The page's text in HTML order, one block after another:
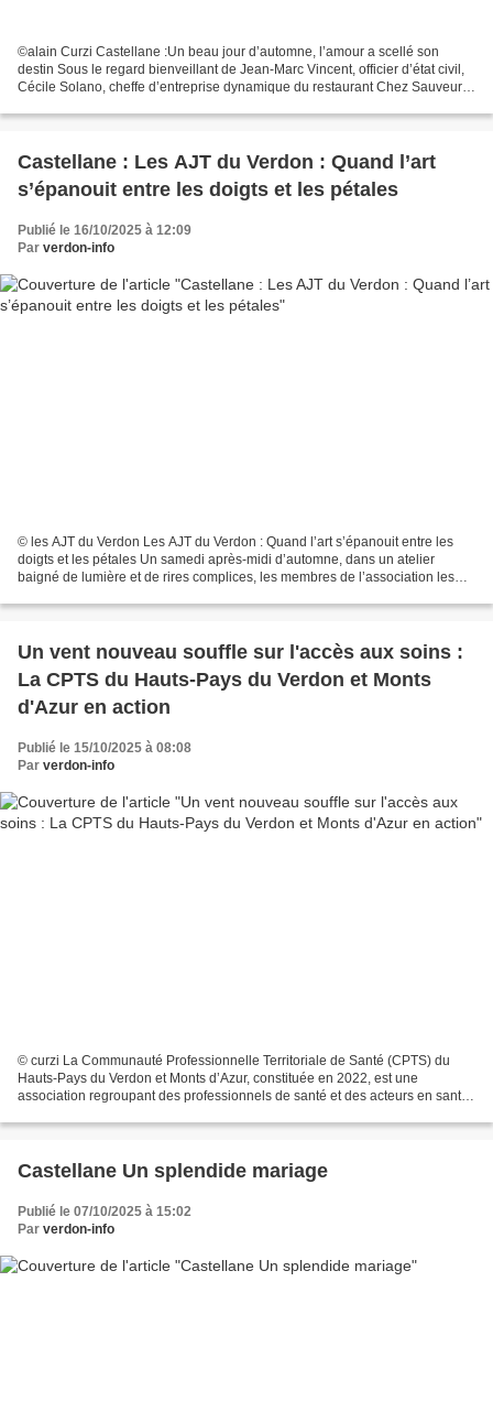
©alain Curzi Castellane :Un beau jour d’automne, l’amour a scellé son
destin Sous le regard bienveillant de Jean-Marc Vincent, officier d’état civil,
Cécile Solano, cheffe d’entreprise dynamique du restaurant Chez Sauveur
Castellane : Les AJT du Verdon : Quand l’art
s’épanouit entre les doigts et les pétales
Publié le 16/10/2025 à 12:09
Par verdon-info
© les AJT du Verdon Les AJT du Verdon : Quand l’art s’épanouit entre les
doigts et les pétales Un samedi après-midi d’automne, dans un atelier
baigné de lumière et de rires complices, les membres de l’association les
Un vent nouveau souffle sur l'accès aux soins :
La CPTS du Hauts-Pays du Verdon et Monts
d'Azur en action
Publié le 15/10/2025 à 08:08
Par verdon-info
© curzi La Communauté Professionnelle Territoriale de Santé (CPTS) du
Hauts-Pays du Verdon et Monts d’Azur, constituée en 2022, est une
association regroupant des professionnels de santé et des acteurs en santé,
Castellane Un splendide mariage
Publié le 07/10/2025 à 15:02
Par verdon-info